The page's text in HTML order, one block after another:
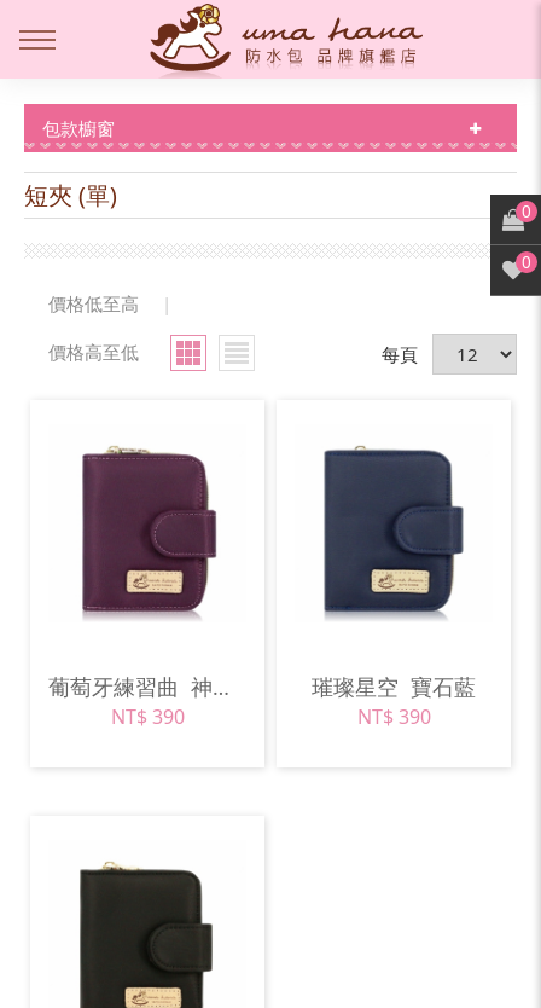
包款櫥窗
短夾 (單)
價格低至高
|
價格高至低
每頁
葡萄牙練習曲 神秘紫
NT$ 390
璀璨星空 寶石藍
NT$ 390
0
0